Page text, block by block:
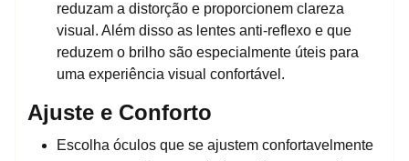
reduzam a distorção e proporcionem clareza
visual. Além disso as lentes anti-reflexo e que
reduzem o brilho são especialmente úteis para
uma experiência visual confortável.
Ajuste e Conforto
Escolha óculos que se ajustem confortavelmente